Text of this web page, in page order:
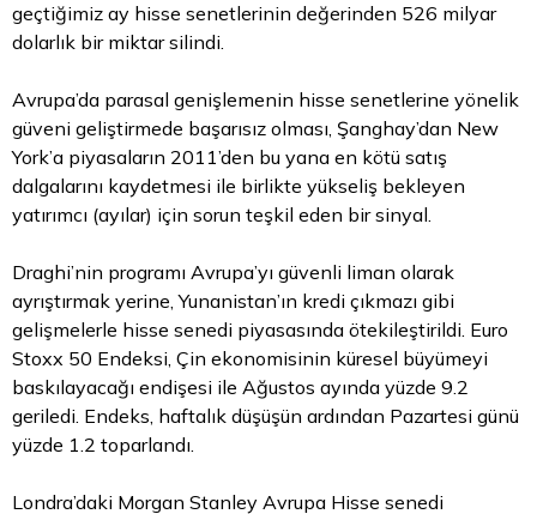
geçtiğimiz ay hisse senetlerinin değerinden 526 milyar
dolarlık bir miktar silindi.
Avrupa’da parasal genişlemenin hisse senetlerine yönelik
güveni geliştirmede başarısız olması, Şanghay’dan New
York’a piyasaların 2011’den bu yana en kötü satış
dalgalarını kaydetmesi ile birlikte yükseliş bekleyen
yatırımcı (ayılar) için sorun teşkil eden bir sinyal.
Draghi’nin programı Avrupa’yı güvenli liman olarak
ayrıştırmak yerine, Yunanistan’ın kredi çıkmazı gibi
gelişmelerle hisse senedi piyasasında ötekileştirildi. Euro
Stoxx 50 Endeksi, Çin ekonomisinin küresel büyümeyi
baskılayacağı endişesi ile Ağustos ayında yüzde 9.2
geriledi. Endeks, haftalık düşüşün ardından Pazartesi günü
yüzde 1.2 toparlandı.
Londra’daki Morgan Stanley Avrupa Hisse senedi